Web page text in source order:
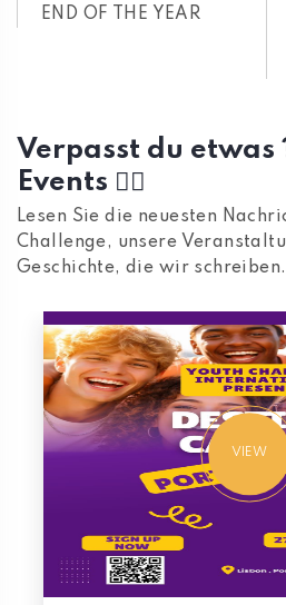
END OF THE YEAR
Verpasst du etwas
Events 👇🏼
Lesen Sie die neuesten
Challenge, unsere
Geschichte, die wir schreiben.